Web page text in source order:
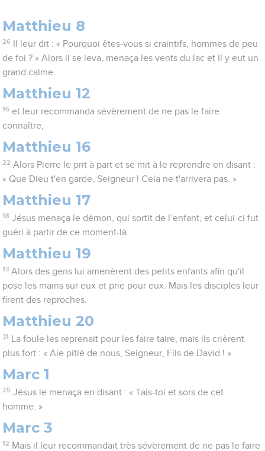
Matthieu 8
26
Il leur dit : « Pourquoi êtes-vous si craintifs, hommes de peu
de foi ? » Alors il se leva, menaça les vents du lac et il y eut un
grand calme.
Matthieu 12
16 et leur recommanda sévèrement de ne pas le faire
connaître,
Matthieu 16
22 Alors Pierre le prit à part et se mit à le reprendre en disant :
« Que Dieu t'en garde, Seigneur ! Cela ne t'arrivera pas. »
Matthieu 17
18 Jésus menaça le démon, qui sortit de l’enfant, et celui-ci fut
guéri à partir de ce moment-là.
Matthieu 19
13 Alors des gens lui amenèrent des petits enfants afin qu'il
pose les mains sur eux et prie pour eux. Mais les disciples leur
firent des reproches.
Matthieu 20
31
La foule les reprenait pour les faire taire, mais ils crièrent
plus fort : « Aie pitié de nous, Seigneur, Fils de David ! »
Marc 1
25 Jésus le menaça en disant : « Tais-toi et sors de cet
homme. »
Marc 3
12 Mais il leur recommandait très sévèrement de ne pas le faire